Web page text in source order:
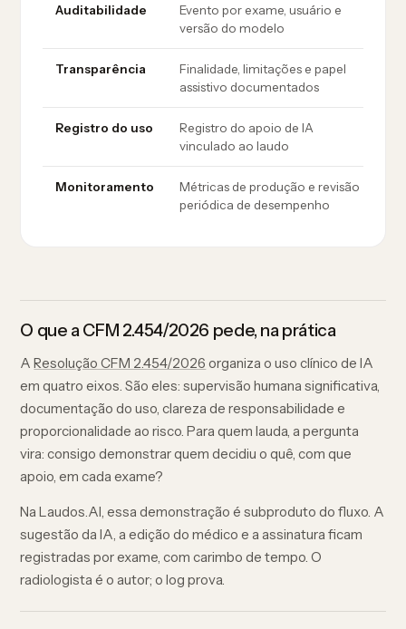
Auditabilidade
Evento por exame, usuário e
versão do modelo
Transparência
Finalidade, limitações e papel
assistivo documentados
Registro do uso
Registro do apoio de IA
vinculado ao laudo
Monitoramento
Métricas de produção e revisão
periódica de desempenho
O que a CFM 2.454/2026 pede, na prática
AResolução CFM 2.454/2026 organiza o uso clínico de IA
em quatro eixos. São eles: supervisão humana significativa,
documentação do uso, clareza de responsabilidade e
proporcionalidade ao risco. Para quem lauda, a pergunta
vira: consigo demonstrar quem decidiu o quê, com que
apoio, em cada exame?
Na Laudos.AI, essa demonstração é subproduto do fluxo. A
sugestão da IA, a edição do médico e a assinatura ficam
registradas por exame, com carimbo de tempo. O
radiologista é o autor; o log prova.